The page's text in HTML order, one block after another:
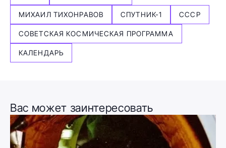
МИХАИЛ ТИХОНРАВОВ СПУТНИК-1 СССР
СОВЕТСКАЯ КОСМИЧЕСКАЯ ПРОГРАММА
КАЛЕНДАРЬ
Вас может заинтересовать